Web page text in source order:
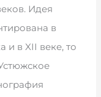
Идея
в
и в XII веке, то